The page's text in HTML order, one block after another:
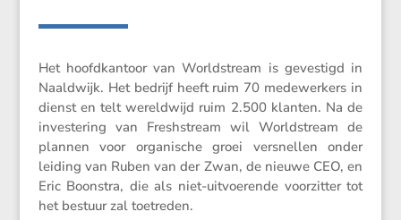
Het hoofd­kan­toor van World­stream is geves­tigd in
Naald­wijk. Het bedrijf heeft ruim 70 medewer­kers in
dienst en telt wereld­wijd ruim 2.500 klanten. Na de
inves­te­ring van Fresh­stream wil World­stream de
plannen voor organi­sche groei versnellen onder
leiding van Ruben van der Zwan, de nieuwe CEO, en
Eric Boonstra, die als niet-uitvoe­rende voorzitter tot
het bestuur zal toetreden.